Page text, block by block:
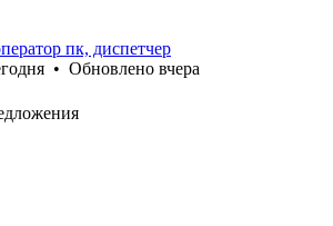
пк, диспетчер
• Обновлено вчера